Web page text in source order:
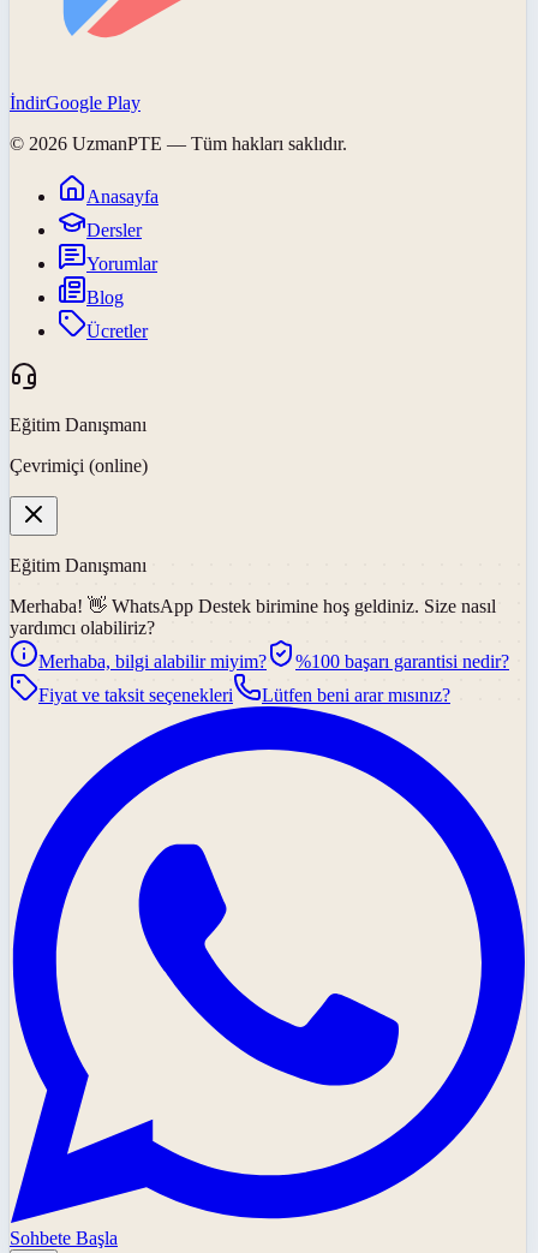
İndirGoogle Play
© 2026 UzmanPTE — Tüm hakları saklıdır.
Anasayfa
Dersler
Yorumlar
Blog
Ücretler
Eğitim Danışmanı
Çevrimiçi (online)
Eğitim Danışmanı
Merhaba! 👋 WhatsApp Destek birimine hoş geldiniz. Size nasıl
yardımcı olabiliriz?
Merhaba, bilgi alabilir miyim?
%100 başarı garantisi nedir?
Fiyat ve taksit seçenekleri
Lütfen beni arar mısınız?
Sohbete Başla